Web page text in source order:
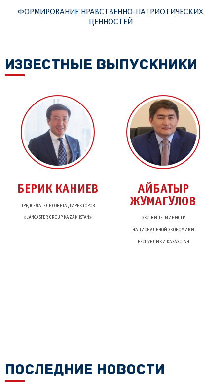
ФОРМИРОВАНИЕ НРАВСТВЕННО-ПАТРИОТИЧЕСКИХ
ЦЕННОСТЕЙ
ИЗВЕСТНЫЕ ВЫПУСКНИКИ
АЙБАТЫР
ЖУМАГУЛОВ
ЭКС-ВИЦЕ-МИНИСТР
БАХЫТ СУЛТАНОВ
ЭКС-ЗАМЕСТИТЕЛЬ ПРЕМЬЕР-
МИНИСТРА, ЭКС-МИНИСТР ТОРГОВЛИ
И ИНТЕГРАЦИИ, ЭКС-МИНИCТР
ФИНАНСОВ РЕСПУБЛИКИ
ПОСЛЕДНИЕ НОВОСТИ